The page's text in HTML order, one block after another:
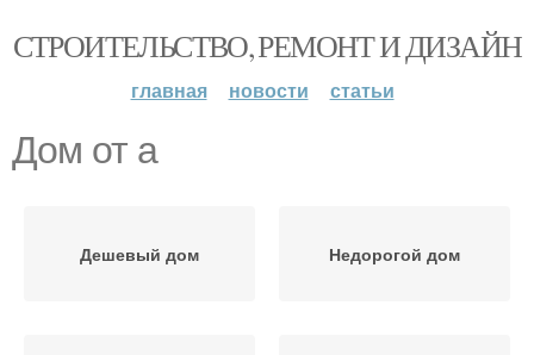
СТРОИТЕЛЬСТВО, РЕМОНТ И ДИЗАЙН
главная новости статьи
Дом от а
Дешевый дом Недорогой дом